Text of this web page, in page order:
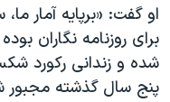
او گفت: «برپایه آمار
برای روزنامه نگاران
پنج سال گذشته مجبور